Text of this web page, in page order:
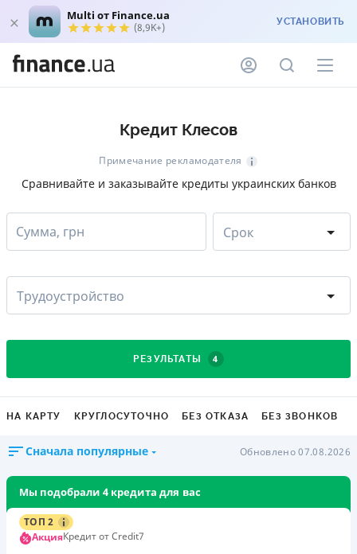
Multi от Finance.ua
(8,9K+) УСТАНОВИТЬ
Кредит Клесов
Примечание рекламодателя
Сравнивайте и заказывайте кредиты украинских банков
Сумма, грн Срок
Трудоустройство
РЕЗУЛЬТАТЫ 4
НА КАРТУ КРУГЛОСУТОЧНО БЕЗ ОТКАЗА БЕЗ ЗВОНКОВ
Сначала популярные Обновлено 07.08.2026
Мы подобрали 4 кредита для вас
ТОП 2
АкцияКредит от Credit7